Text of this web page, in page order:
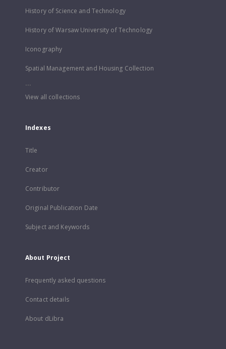
History of Science and Technology
History of Warsaw University of Technology
Iconography
Spatial Management and Housing Collection
...
View all collections
Indexes
Title
Creator
Contributor
Original Publication Date
Subject and Keywords
About Project
Frequently asked questions
Contact details
About dLibra